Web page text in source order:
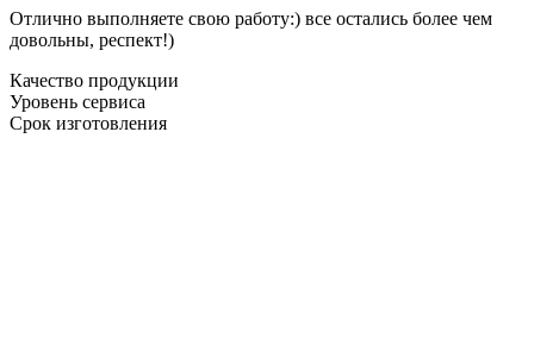
Отлично выполняете свою работу:) все остались более чем
довольны, респект!)
Качество продукции
Уровень сервиса
Срок изготовления